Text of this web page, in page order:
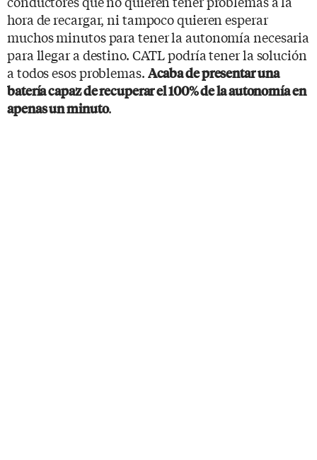
hora de recargar, ni tampoco quieren esperar
muchos minutos para tener la autonomía necesaria
para llegar a destino. CATL podría tener la solución
a todos esos problemas. Acaba de presentar una
batería capaz de recuperar el 100% de la autonomía en
apenas un minuto.